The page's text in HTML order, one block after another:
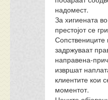
надомест.
За хигиената
престојот се
Сопствениците
задржуваат
направена-
извршат
клиентите кои
моментот.